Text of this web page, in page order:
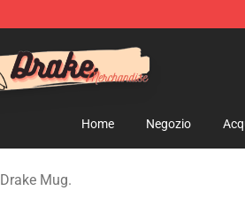
Home Negozio
Drake Mug.